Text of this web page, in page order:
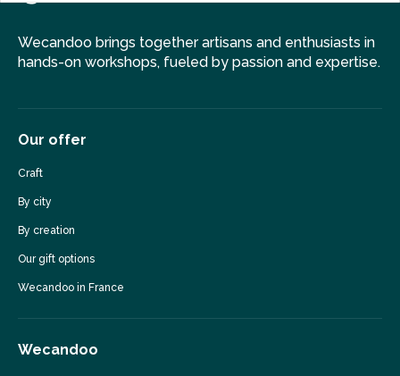
Wecandoo brings together artisans and enthusiasts in
hands-on workshops, fueled by passion and expertise.
Our offer
Craft
By city
By creation
Our gift options
Wecandoo in France
Wecandoo